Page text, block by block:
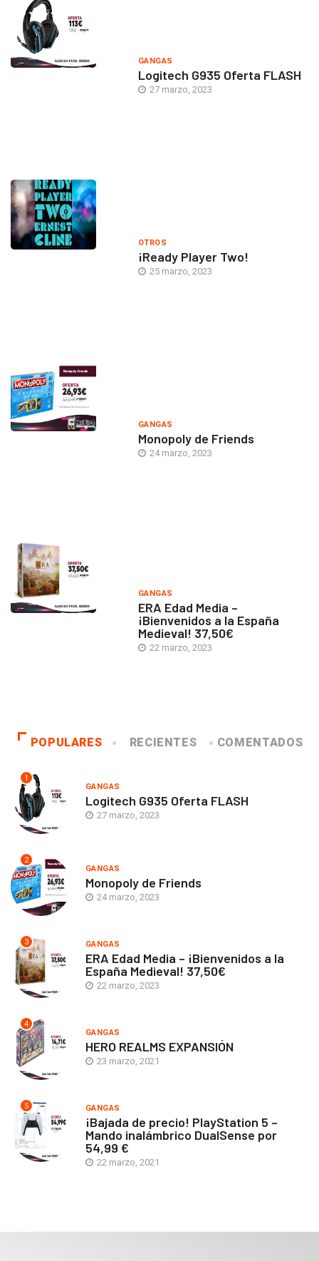
GANGAS
Logitech G935 Oferta FLASH
27 marzo, 2023
OTROS
¡Ready Player Two!
25 marzo, 2023
GANGAS
Monopoly de Friends
24 marzo, 2023
GANGAS
ERA Edad Media –
¡Bienvenidos a la España
Medieval! 37,50€
22 marzo, 2023
POPULARES RECIENTES COMENTADOS
1
GANGAS
Logitech G935 Oferta FLASH
27 marzo, 2023
2
GANGAS
Monopoly de Friends
24 marzo, 2023
3 GANGAS
ERA Edad Media – ¡Bienvenidos a la
España Medieval! 37,50€
22 marzo, 2023
4
GANGAS
HERO REALMS EXPANSIÓN
23 marzo, 2021
5 GANGAS
¡Bajada de precio! PlayStation 5 –
Mando inalámbrico DualSense por
54,99 €
22 marzo, 2021